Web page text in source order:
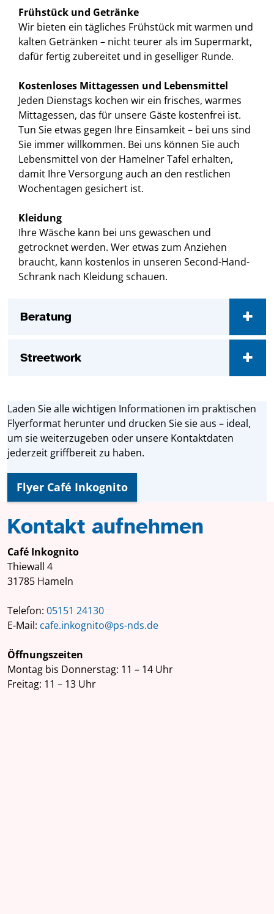
Frühstück und Getränke
Wir bieten ein tägliches Frühstück mit warmen und
kalten Getränken – nicht teurer als im Supermarkt,
dafür fertig zubereitet und in geselliger Runde.
Kostenloses Mittagessen und Lebensmittel
Jeden Dienstags kochen wir ein frisches, warmes
Mittagessen, das für unsere Gäste kostenfrei ist.
Tun Sie etwas gegen Ihre Einsamkeit – bei uns sind
Sie immer willkommen. Bei uns können Sie auch
Lebensmittel von der Hamelner Tafel erhalten,
damit Ihre Versorgung auch an den restlichen
Wochentagen gesichert ist.
Kleidung
Ihre Wäsche kann bei uns gewaschen und
getrocknet werden. Wer etwas zum Anziehen
braucht, kann kostenlos in unseren Second-Hand-
Schrank nach Kleidung schauen.
Beratung
Streetwork
Laden Sie alle wichtigen Informationen im praktischen
Flyerformat herunter und drucken Sie sie aus – ideal,
um sie weiterzugeben oder unsere Kontaktdaten
jederzeit griffbereit zu haben.
Flyer Café Inkognito
Kontakt aufnehmen
Café Inkognito
Thiewall 4
31785 Hameln
Telefon: 05151 24130
E-Mail: cafe.inkognito@ps-nds.de
Öffnungszeiten
Montag bis Donnerstag: 11 – 14 Uhr
Freitag: 11 – 13 Uhr